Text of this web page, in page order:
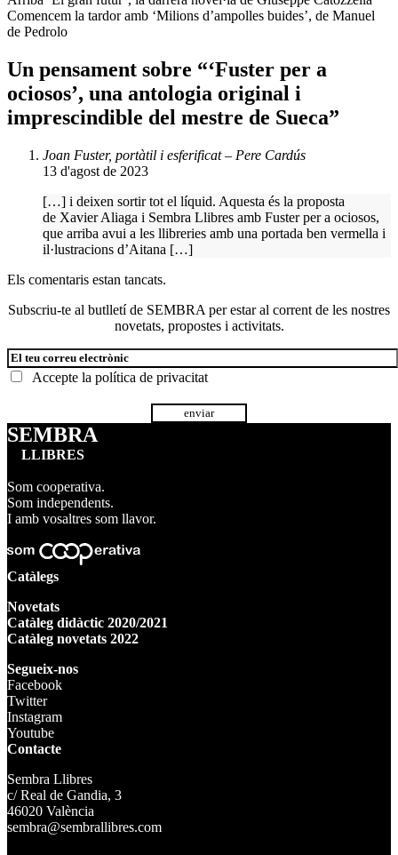
d'entrades
anterior:
Pròxima
entrada:
Comencem la tardor amb ‘Milions d’ampolles buides’, de Manuel
de Pedrolo
Un pensament sobre “‘Fuster per a
ociosos’, una antologia original i
imprescindible del mestre de Sueca”
Joan Fuster, portàtil i esferificat – Pere Cardús
13 d'agost de 2023
[…] i deixen sortir tot el líquid. Aquesta és la proposta
de Xavier Aliaga i Sembra Llibres amb Fuster per a ociosos,
que arriba avui a les llibreries amb una portada ben vermella i
il·lustracions d’Aitana […]
Els comentaris estan tancats.
Subscriu-te al butlletí de SEMBRA per estar al corrent de les nostres
novetats, propostes i activitats.
Accepte la política de privacitat
SEMBRA
LLIBRES
Som cooperativa.
Som independents.
I amb vosaltres som llavor.
Catàlegs
Novetats
Catàleg didàctic 2020/2021
Catàleg novetats 2022
Segueix-nos
Facebook
Twitter
Instagram
Youtube
Contacte
Sembra Llibres
c/ Real de Gandia, 3
46020 València
sembra@sembrallibres.com